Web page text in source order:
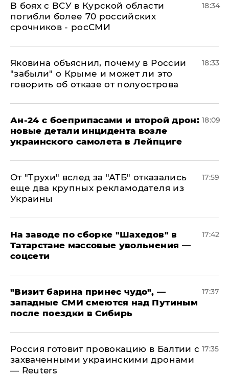
В боях с ВСУ в Курской области
погибли более 70 российских
срочников - росСМИ
18:34
Яковина объяснил, почему в России
"забыли" о Крыме и может ли это
говорить об отказе от полуострова
18:33
Ан-24 с боеприпасами и второй дрон:
новые детали инцидента возле
украинского самолета в Лейпциге
18:09
От "Трухи" вслед за "АТБ" отказались
еще два крупных рекламодателя из
Украины
17:59
На заводе по сборке "Шахедов" в
Татарстане массовые увольнения —
соцсети
17:42
"Визит барина принес чудо", —
западные СМИ смеются над Путиным
после поездки в Сибирь
17:37
​Россия готовит провокацию в Балтии с
захваченными украинскими дронами
— Reuters
17:35